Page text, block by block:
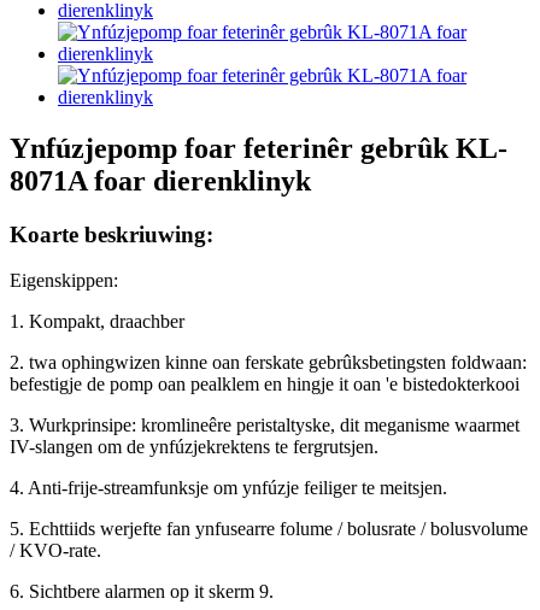
Ynfúzjepomp foar feterinêr gebrûk KL-
8071A foar dierenklinyk
Koarte beskriuwing:
Eigenskippen:
1. Kompakt, draachber
2. twa ophingwizen kinne oan ferskate gebrûksbetingsten foldwaan:
befestigje de pomp oan pealklem en hingje it oan 'e bistedokterkooi
3. Wurkprinsipe: kromlineêre peristaltyske, dit meganisme waarmet
IV-slangen om de ynfúzjekrektens te fergrutsjen.
4. Anti-frije-streamfunksje om ynfúzje feiliger te meitsjen.
5. Echttiids werjefte fan ynfusearre folume / bolusrate / bolusvolume
/ KVO-rate.
6. Sichtbere alarmen op it skerm 9.